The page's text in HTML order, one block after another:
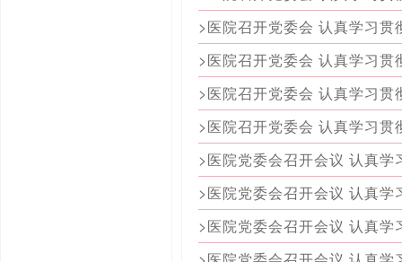
>医院召开党委会 认真学习
>医院召开党委会 认真学习